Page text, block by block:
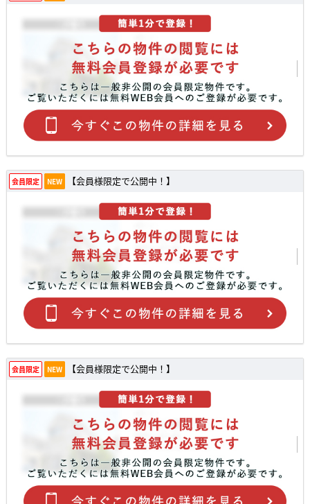
会員限定 NEW 【会員様限定で公開中！】
会員限定 NEW 【会員様限定で公開中！】